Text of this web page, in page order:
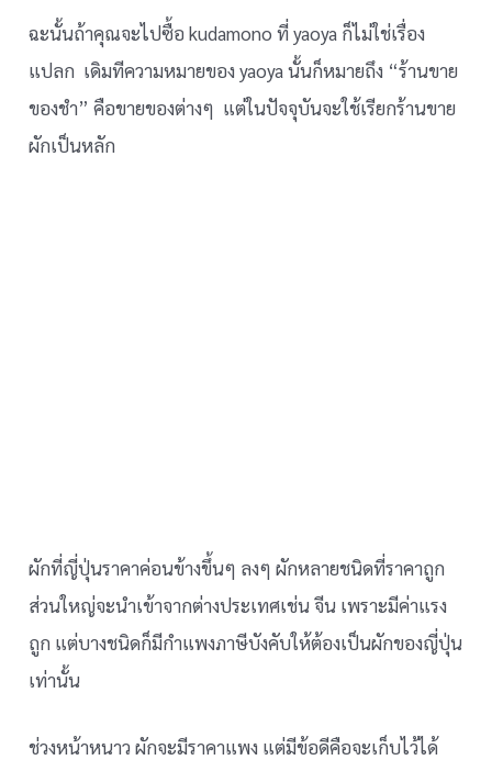
ฉะนั้นถ้าคุณจะไปซื้อ kudamono ที่ yaoya ก็ไม่ใช่เรื่อง
แปลก เดิมทีความหมายของ yaoya นั้นก็หมายถึง “ร้านขาย
ของชำ” คือขายของต่างๆ แต่ในปัจจุบันจะใช้เรียกร้านขาย
ผักเป็นหลัก
ผักที่ญี่ปุ่นราคาค่อนข้างขึ้นๆ ลงๆ ผักหลายชนิดที่ราคาถูก
ส่วนใหญ่จะนำเข้าจากต่างประเทศเช่น จีน เพราะมีค่าแรง
ถูก แต่บางชนิดก็มีกำแพงภาษีบังคับให้ต้องเป็นผักของญี่ปุ่น
เท่านั้น
ช่วงหน้าหนาว ผักจะมีราคาแพง แต่มีข้อดีคือจะเก็บไว้ได้